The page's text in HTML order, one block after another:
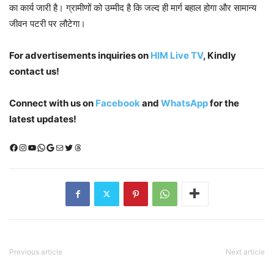
का कार्य जारी है। ग्रामीणों को उम्मीद है कि जल्द ही मार्ग बहाल होगा और सामान्य
जीवन पटरी पर लौटेगा।
For advertisements inquiries on HIM Live TV, Kindly
contact us!
Connect with us on Facebook and WhatsAppfor the
latest updates!
Facebook
Instagram
YouTube
WhatsApp
Google
MailX (Twitter)
Threads
Previous article Next article